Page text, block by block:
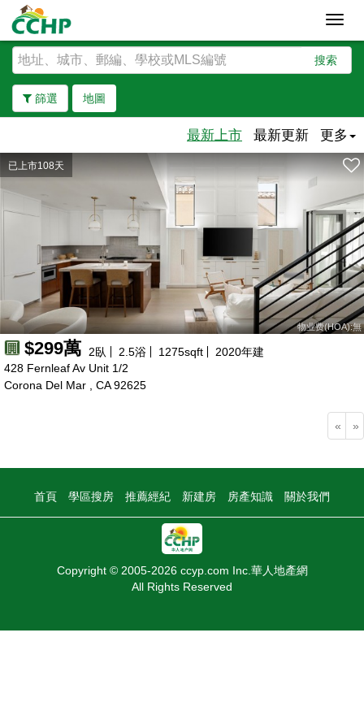
搜索
篩選 地圖
去除邊界
最新上市 最新更新 更多
已上市108天
物业费(HOA):無
$299萬 2臥 2.5浴 1275sqft 2020年建
428 Fernleaf Av Unit 1/2
Corona Del Mar , CA 92625
« »
首頁 學區搜房 推薦經紀 新建房 房產知識 關於我們
Copyright © 2005-2026 ccyp.com Inc.華人地產網
All Rights Reserved